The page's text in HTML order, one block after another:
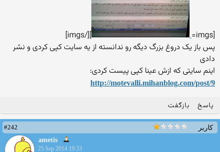
[imgs=
][/imgs]
پس باز یک دروغ بزرگ دیگه رو ندانسته از یه سایت کپی کردی و نشر
دادی
اینم سایتی که ازش عینا کپی پیست کردی:
http://motevalli.mihanblog.com/post/9
پاسخ بازگفت
کاربر
#242
ametis
25 Sep 2014 19:33